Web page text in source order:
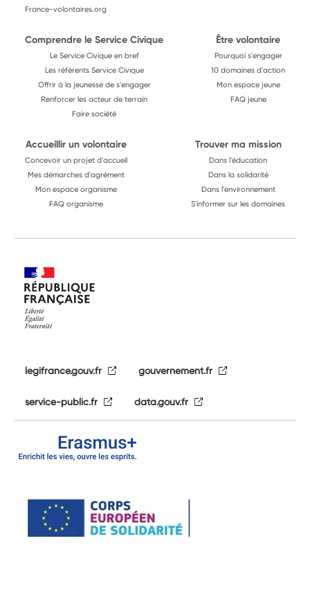
France-volontaires.org
Comprendre le Service Civique
Le Service Civique en bref
Les référents Service Civique
Offrir à la jeunesse de s'engager
Renforcer les acteur de terrain
Faire société
Être volontaire
Pourquoi s'engager
10 domaines d'action
Mon espace jeune
FAQ jeune
Accueillir un volontaire
Concevoir un projet d'accueil
Mes démarches d'agrément
Mon espace organisme
FAQ organisme
Trouver ma mission
Dans l'éducation
Dans la solidarité
Dans l'environnement
S'informer sur les domaines
legifrance.gouv.fr gouvernement.fr
service-public.fr data.gouv.fr